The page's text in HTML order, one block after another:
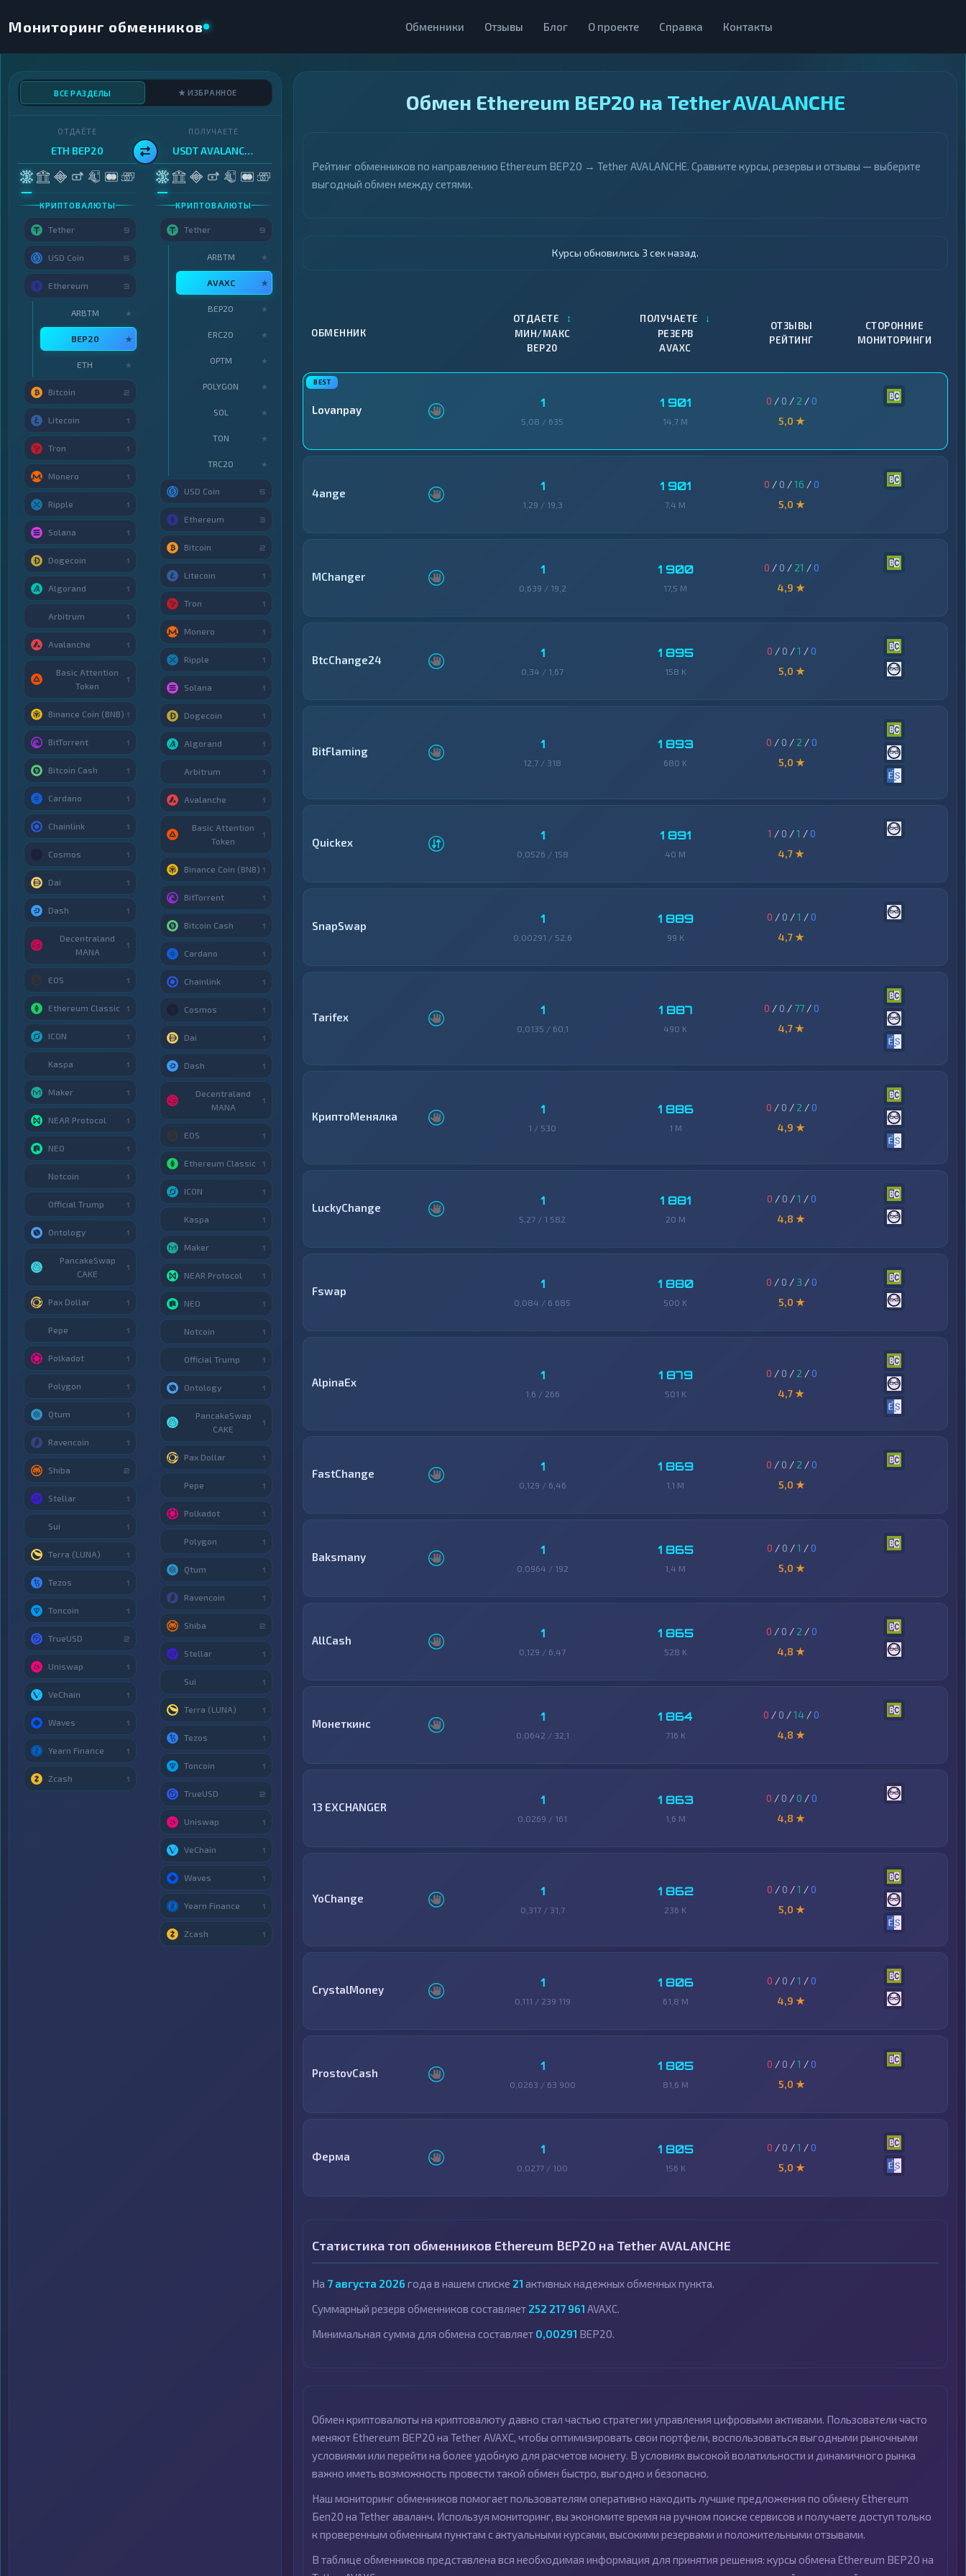
Мониторинг обменников Обменники Отзывы Блог О проекте Справка Контакты
Обмен Ethereum BEP20 на Tether AVALANCHE
Рейтинг обменников по направлению Ethereum BEP20 → Tether AVALANCHE. Сравните курсы, резервы и отзывы — выберите
выгодный обмен между сетями.
Курсы обновились 4 сек назад.
ОБМЕННИК
ОТДАЕТЕ ↕
МИН/МАКС
BEP20
ПОЛУЧАЕТЕ ↓
РЕЗЕРВ
AVAXC
ОТЗЫВЫ
РЕЙТИНГ
СТОРОННИЕ
МОНИТОРИНГИ
Lovanpay 1
5,08 / 635
1 901
14,7 M
0 / 0 / 2 /0
5,0 ★
4ange 1
1,29 / 19,3
1 901
7,4 M
0 / 0 /16 /0
5,0 ★
MChanger 1
0,639 / 19,2
1 900
17,5 M
0 / 0 / 21 /0
4,9 ★
BtcChange24 1
0,34 / 1,67
1 895
158 K
0 / 0 /1 /0
5,0 ★
BitFlaming 1
12,7 / 318
1 893
680 K
0 / 0 / 2 /0
5,0 ★
Quickex 1
0,0526 / 158
1 891
40 M
1 / 0 /1 /0
4,7 ★
SnapSwap 1
0,00291 / 52,6
1 889
99 K
0 / 0 /1 /0
4,7 ★
Tarifex 1
0,0135 / 60,1
1 887
490 K
0 / 0 / 77/0
4,7 ★
КриптоМенялка 1
1 / 530
1 886
1 M
0 / 0 / 2 /0
4,9 ★
LuckyChange 1
5,27 / 1 582
1 881
20 M
0 / 0 /1 /0
4,8 ★
Fswap 1
0,084 / 6 685
1 880
500 K
0 / 0 / 3 /0
5,0 ★
AlpinaEx 1
1,6 / 266
1 879
501 K
0 / 0 / 2 /0
4,7 ★
FastChange 1
0,129 / 6,46
1 869
1,1 M
0 / 0 / 2 /0
5,0 ★
Baksmany 1
0,0964 / 192
1 865
1,4 M
0 / 0 /1 /0
5,0 ★
AllCash 1
0,129 / 6,47
1 865
528 K
0 / 0 / 2 /0
4,8 ★
Монеткинс 1
0,0642 / 32,1
1 864
716 K
0 / 0 /14 /0
4,8 ★
13 EXCHANGER 1
0,0269 / 161
1 863
1,6 M
0 / 0 / 0 /0
4,8 ★
YoChange 1
0,317 / 31,7
1 862
236 K
0 / 0 /1 /0
5,0 ★
CrystalMoney 1
0,111 / 239 119
1 806
61,8 M
0 / 0 /1 /0
4,9 ★
ProstovCash 1
0,0263 / 63 900
1 805
81,6 M
0 / 0 /1 /0
5,0 ★
Ферма 1
0,0277 / 100
1 805
156 K
0 / 0 /1 /0
5,0 ★
Статистика топ обменников Ethereum BEP20 на Tether AVALANCHE
На 7 августа 2026 года в нашем списке 21 активных надежных обменных пункта.
Суммарный резерв обменников составляет 252 217 961 AVAXC.
Минимальная сумма для обмена составляет 0,00291 BEP20.
Обмен криптовалюты на криптовалюту давно стал частью стратегии управления цифровыми активами. Пользователи часто
меняют Ethereum BEP20 на Tether AVAXC, чтобы оптимизировать свои портфели, воспользоваться выгодными рыночными
условиями или перейти на более удобную для расчетов монету. В условиях высокой волатильности и динамичного рынка
важно иметь возможность провести такой обмен быстро, выгодно и безопасно.
Наш мониторинг обменников помогает пользователям оперативно находить лучшие предложения по обмену Ethereum
Беп20 на Tether аваланч. Используя мониторинг, вы экономите время на ручном поиске сервисов и получаете доступ только
к проверенным обменным пунктам с актуальными курсами, высокими резервами и положительными отзывами.
В таблице обменников представлена вся необходимая информация для принятия решения: курсы обмена Ethereum BEP20 на
ВСЕ РАЗДЕЛЫ ★ ИЗБРАННОЕ
ОТДАЁТЕ
ETH BEP20
КРИПТОВАЛЮТЫ
Tether 9
USD Coin 5
Ethereum 3
ARBTM ★
BEP20 ★
ETH ★
Bitcoin 2
Litecoin 1
Tron 1
Monero 1
Ripple 1
Solana 1
Dogecoin 1
Algorand 1
Arbitrum 1
Avalanche 1
Basic Attention
Token
1
Binance Coin (BNB) 1
BitTorrent 1
Bitcoin Cash 1
Cardano 1
Chainlink 1
Cosmos 1
Dai 1
Dash 1
Decentraland
MANA
1
EOS 1
Ethereum Classic 1
ICON 1
Kaspa 1
Maker 1
NEAR Protocol 1
NEO 1
Notcoin 1
Official Trump 1
Ontology 1
PancakeSwap
CAKE
1
Pax Dollar 1
Pepe 1
Polkadot 1
Polygon 1
Qtum 1
Ravencoin 1
Shiba 2
Stellar 1
Sui 1
Terra (LUNA) 1
Tezos 1
Toncoin 1
TrueUSD 2
Uniswap 1
VeChain 1
Waves 1
Yearn Finance 1
Zcash 1
ПОЛУЧАЕТЕ
USDT AVALANCHE
КРИПТОВАЛЮТЫ
Tether 9
ARBTM ★
AVAXC ★
BEP20 ★
ERC20 ★
OPTM ★
POLYGON ★
SOL ★
TON ★
TRC20 ★
USD Coin 5
Ethereum 3
Bitcoin 2
Litecoin 1
Tron 1
Monero 1
Ripple 1
Solana 1
Dogecoin 1
Algorand 1
Arbitrum 1
Avalanche 1
Basic Attention
Token
1
Binance Coin (BNB) 1
BitTorrent 1
Bitcoin Cash 1
Cardano 1
Chainlink 1
Cosmos 1
Dai 1
Dash 1
Decentraland
MANA
1
EOS 1
Ethereum Classic 1
ICON 1
Kaspa 1
Maker 1
NEAR Protocol 1
NEO 1
Notcoin 1
Official Trump 1
Ontology 1
PancakeSwap
CAKE
1
Pax Dollar 1
Pepe 1
Polkadot 1
Polygon 1
Qtum 1
Ravencoin 1
Shiba 2
Stellar 1
Sui 1
Terra (LUNA) 1
Tezos 1
Toncoin 1
TrueUSD 2
Uniswap 1
VeChain 1
Waves 1
Yearn Finance 1
Zcash 1